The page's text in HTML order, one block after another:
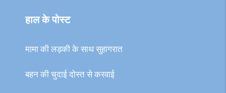
हाल के पोस्ट
मामा की लड़की के साथ सुहागरात
बहन की चुदाई दोस्त से करवाई